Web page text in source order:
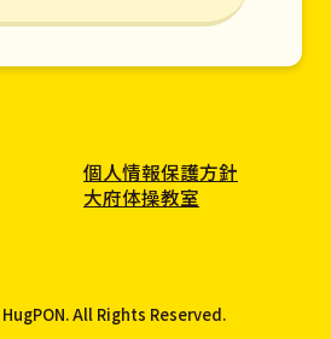
個人情報保護方針
大府体操教室
All Rights Reserved.